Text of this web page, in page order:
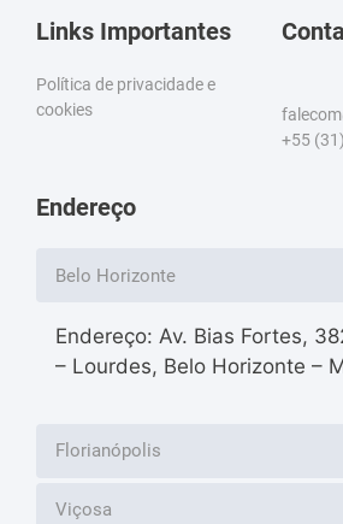
Links Importantes
Política de privacidade e
cookies
+55
Endereço
Belo Horizonte
Endereço: Av. Bias Fortes,
– Lourdes, Belo Horizonte –
Florianópolis
Viçosa